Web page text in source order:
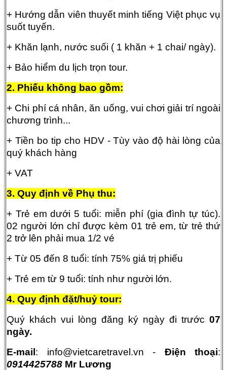
+ Hướng dẫn viên thuyết minh tiếng Việt phục vụ
suốt tuyến.
+ Khăn lạnh, nước suối ( 1 khăn + 1 chai/ ngày).
+ Bảo hiểm du lịch trọn tour.
2. Phiếu không bao gồm:
+ Chi phí cá nhân, ăn uống, vui chơi giải trí ngoài
chương trình...
+ Tiền bo tip cho HDV - Tùy vào độ hài lòng của
quý khách hàng
+ VAT
3. Quy định về Phụ thu:
+ Trẻ em dưới 5 tuổi: miễn phí (gia đình tự túc).
02 người lớn chỉ được kèm 01 trẻ em, từ trẻ thứ
2 trở lên phải mua 1/2 vé
+ Từ 05 đến 8 tuổi: tính 75% giá trị phiếu
+ Trẻ em từ 9 tuổi: tính như người lớn.
4. Quy định đặt/huỷ tour:
Quý khách vui lòng đăng ký ngày đi trước 07
ngày.
E-mail: info@vietcaretravel.vn - Điện thoại:
0914425788 Mr Lương